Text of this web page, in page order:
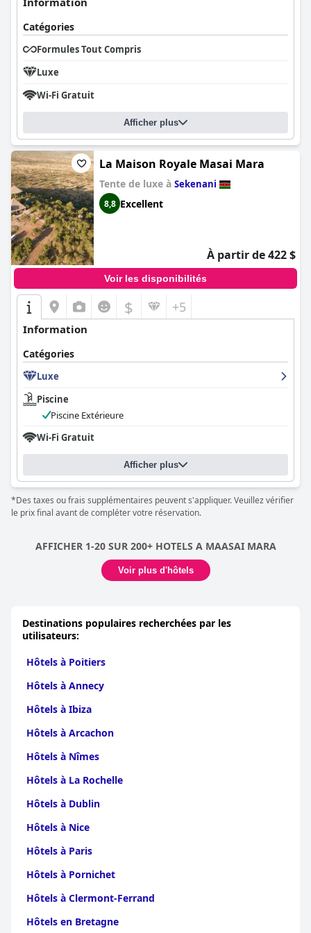
Catégories
Formules Tout Compris
Luxe
Wi-Fi Gratuit
Afficher plus
La Maison Royale Masai Mara
Tente de luxe à Sekenani
8,8 Excellent
À partir de 422 $
Voir les disponibilités
$ +5
Information
Catégories
Luxe
Piscine
Piscine Extérieure
Wi-Fi Gratuit
Afficher plus
*Des taxes ou frais supplémentaires peuvent s'appliquer. Veuillez vérifier
le prix final avant de compléter votre réservation.
AFFICHER 1-20 SUR 200+ HOTELS A MAASAI MARA
Voir plus d'hôtels
Destinations populaires recherchées par les
utilisateurs:
Hôtels à Poitiers
Hôtels à Annecy
Hôtels à Ibiza
Hôtels à Arcachon
Hôtels à Nîmes
Hôtels à La Rochelle
Hôtels à Dublin
Hôtels à Nice
Hôtels à Paris
Hôtels à Pornichet
Hôtels à Clermont-Ferrand
Hôtels en Bretagne